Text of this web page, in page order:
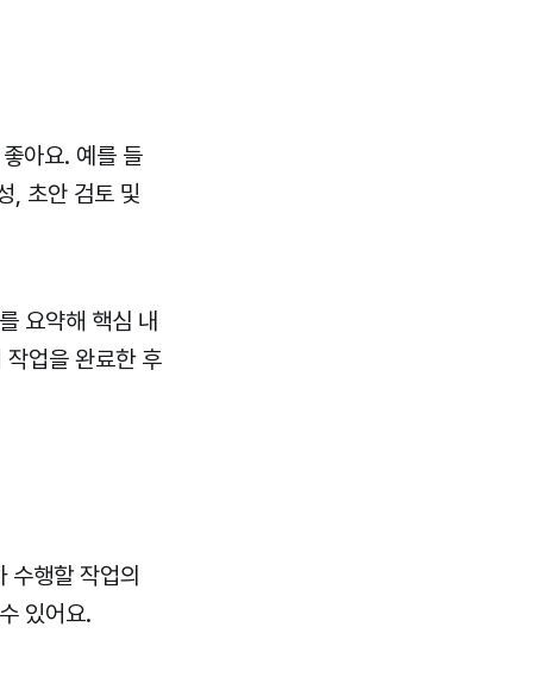
아요. 예를 들
, 초안 검토 및
요약해 핵심 내
작업을 완료한 후
행할 작업의
있어요.